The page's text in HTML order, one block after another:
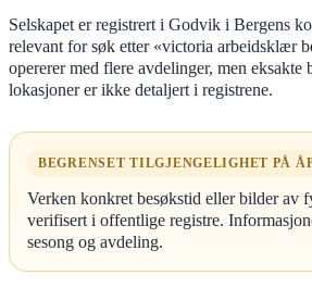
Selskapet er registrert i Godvik i Bergens
relevant for søk etter «victoria arbeidsklær
opererer med flere avdelinger, men eksakte
lokasjoner er ikke detaljert i registrene.
BEGRENSET TILGJENGELIGHET PÅ
Verken konkret besøkstid eller bilder av
verifisert i offentlige registre.
sesong og avdeling.